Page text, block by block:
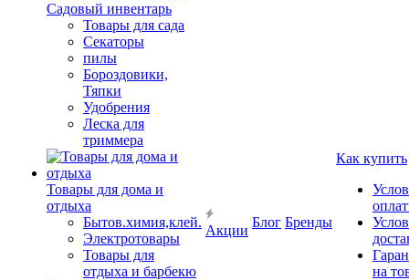
Садовый инвентарь
Товары для сада
Секаторы
пилы
Бороздовики,
Тяпки
Удобрения
Леска для
триммера
Товары для дома и
отдыха
Бытов.химия,клей.
Электротовары
Товары для
отдыха и барбекю
Акции
Блог Бренды
Как купить
на